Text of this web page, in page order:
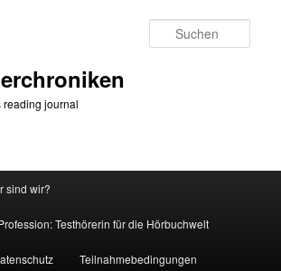
reading journal
sind wir?
Testhörerin für die Hörbuchwelt
Teilnahmebedingungen